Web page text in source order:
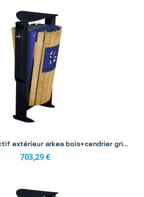
Corbeille tri sélectif extérieur arkea bois+cendrier gris/bleu 2x60L
703,29 €